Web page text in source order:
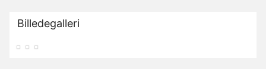
Billedegalleri